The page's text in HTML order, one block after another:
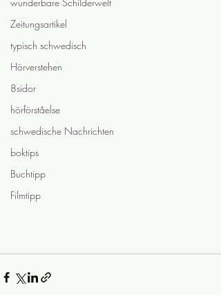
Zeitungsartikel
typisch schwedisch
Hörverstehen
8sidor
hörförståelse
schwedische Nachrichten
boktips
Buchtipp
Filmtipp